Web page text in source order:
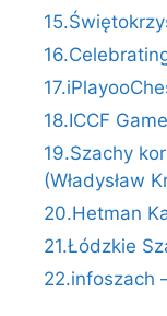
18.ICCF
19.Szachy
(Władysław
20.Hetman
21.Łódzkie
22.infoszach